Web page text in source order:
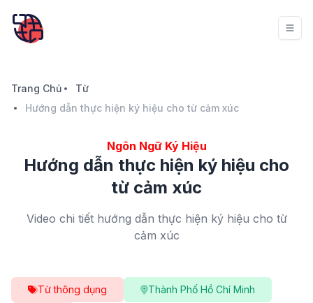
Trang Chủ
Từ
Hướng dẫn thực hiện ký hiệu cho từ cảm xúc
Ngôn Ngữ Ký Hiệu
Hướng dẫn thực hiện ký hiệu cho
từ cảm xúc
Video chi tiết hướng dẫn thực hiện ký hiệu cho từ
cảm xúc
Từ thông dụng Thành Phố Hồ Chí Minh